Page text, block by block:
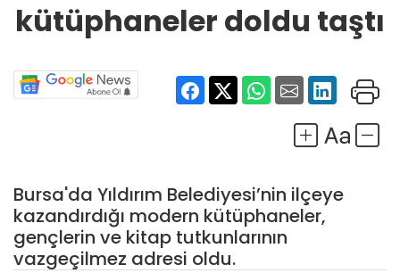
kütüphaneler doldu taştı
Bursa'da Yıldırım Belediyesi’nin ilçeye
kazandırdığı modern kütüphaneler,
gençlerin ve kitap tutkunlarının
vazgeçilmez adresi oldu.